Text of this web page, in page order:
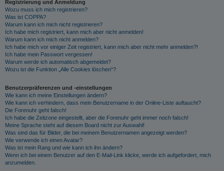
Registrierung und Anmeldung
Wozu muss ich mich registrieren?
Was ist COPPA?
Warum kann ich mich nicht registrieren?
Ich habe mich registriert, kann mich aber nicht anmelden!
Warum kann ich mich nicht anmelden?
Ich habe mich vor einiger Zeit registriert, kann mich aber nicht mehr anmelden?!
Ich habe mein Passwort vergessen!
Warum werde ich automatisch abgemeldet?
Wozu ist die Funktion „Alle Cookies löschen“?
Benutzerpräferenzen und -einstellungen
Wie kann ich meine Einstellungen ändern?
Wie kann ich verhindern, dass mein Benutzername in der Online-Liste auftaucht?
Die Forenuhr geht falsch!
Ich habe die Zeitzone eingestellt, aber die Forenuhr geht immer noch falsch!
Meine Sprache steht auf diesem Board nicht zur Auswahl!
Was sind das für Bilder, die bei meinem Benutzernamen angezeigt werden?
Wie verwende ich einen Avatar?
Was ist mein Rang und wie kann ich ihn ändern?
Wenn ich bei einem Benutzer auf den E-Mail-Link klicke, werde ich aufgefordert, mich
anzumelden.